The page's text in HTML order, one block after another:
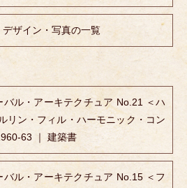
デザイン・写真の一覧
バル・アーキテクチュア No.21 ＜ハ
リン・フィル・ハーモニック・コン
63 ｜ 建築書
バル・アーキテクチュア No.15 ＜フ